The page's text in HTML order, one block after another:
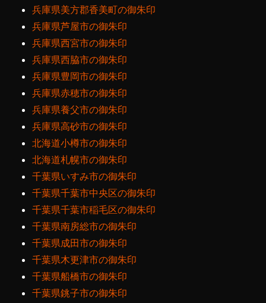
兵庫県美方郡香美町の御朱印
兵庫県芦屋市の御朱印
兵庫県西宮市の御朱印
兵庫県西脇市の御朱印
兵庫県豊岡市の御朱印
兵庫県赤穂市の御朱印
兵庫県養父市の御朱印
兵庫県高砂市の御朱印
北海道小樽市の御朱印
北海道札幌市の御朱印
千葉県いすみ市の御朱印
千葉県千葉市中央区の御朱印
千葉県千葉市稲毛区の御朱印
千葉県南房総市の御朱印
千葉県成田市の御朱印
千葉県木更津市の御朱印
千葉県船橋市の御朱印
千葉県銚子市の御朱印